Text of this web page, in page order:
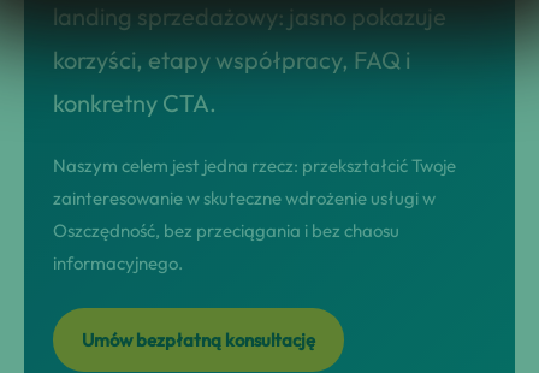
landing sprzedażowy: jasno pokazuje
korzyści, etapy współpracy, FAQ i
konkretny CTA.
Naszym celem jest jedna rzecz: przekształcić Twoje
zainteresowanie w skuteczne wdrożenie usługi w
Oszczędność, bez przeciągania i bez chaosu
informacyjnego.
Umów bezpłatną konsultację